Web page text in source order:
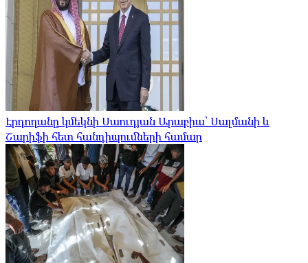
Էրդողանը կմեկնի Սաուդյան Արաբիա՝ Սալմանի և
Շարիֆի հետ հանդիպումների համար